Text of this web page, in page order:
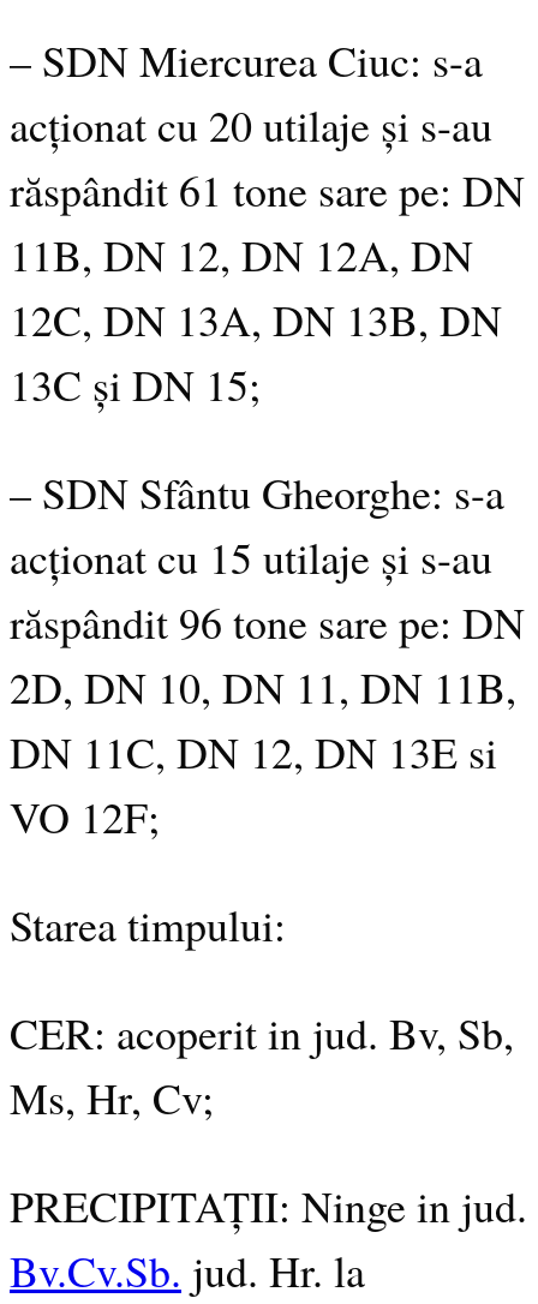
– SDN Miercurea Ciuc: s-a
acționat cu 20 utilaje și s-au
răspândit 61 tone sare pe: DN
11B, DN 12, DN 12A, DN
12C, DN 13A, DN 13B, DN
13C și DN 15;
– SDN Sfântu Gheorghe: s-a
acționat cu 15 utilaje și s-au
răspândit 96 tone sare pe: DN
2D, DN 10, DN 11, DN 11B,
DN 11C, DN 12, DN 13E si
VO 12F;
Starea timpului:
CER: acoperit in jud. Bv, Sb,
Ms, Hr, Cv;
PRECIPITAȚII: Ninge in jud.
Bv.Cv.Sb. jud. Hr. la